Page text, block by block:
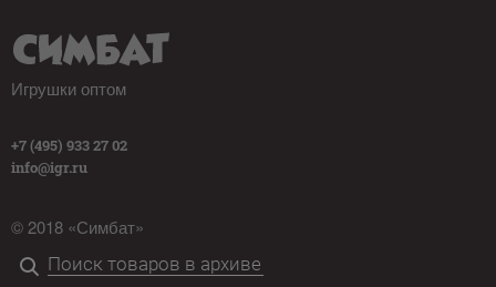
Игрушки оптом
+7 (495) 933 27 02
info@igr.ru
© 2018 «Симбат»